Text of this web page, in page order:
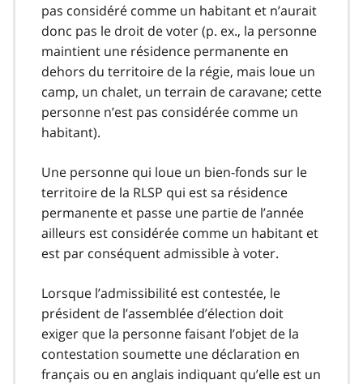
pas considéré comme un habitant et n’aurait
donc pas le droit de voter (p. ex., la personne
maintient une résidence permanente en
dehors du territoire de la régie, mais loue un
camp, un chalet, un terrain de caravane; cette
personne n’est pas considérée comme un
habitant).
Une personne qui loue un bien-fonds sur le
territoire de la RLSP qui est sa résidence
permanente et passe une partie de l’année
ailleurs est considérée comme un habitant et
est par conséquent admissible à voter.
Lorsque l’admissibilité est contestée, le
président de l’assemblée d’élection doit
exiger que la personne faisant l’objet de la
contestation soumette une déclaration en
français ou en anglais indiquant qu’elle est un